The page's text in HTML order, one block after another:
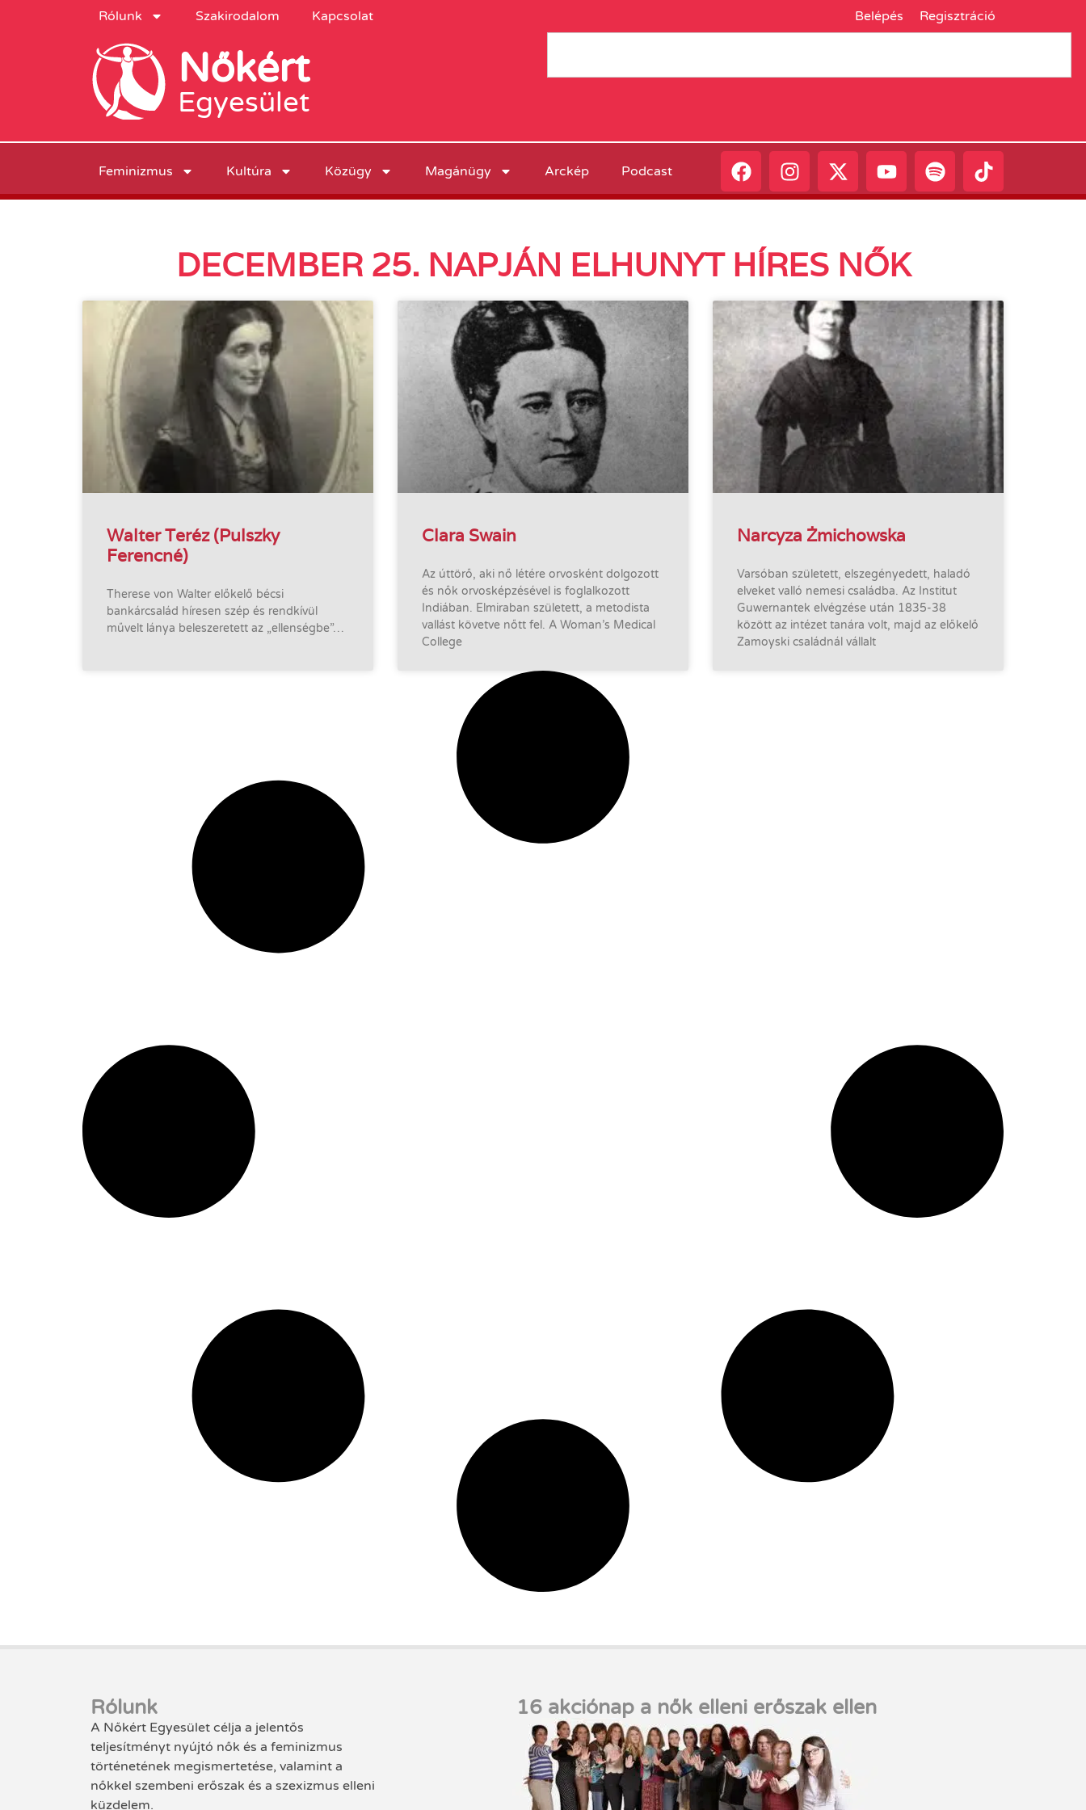
Rólunk Szakirodalom Kapcsolat Belépés Regisztráció
Nőkért
Egyesület
Feminizmus Kultúra Közügy Magánügy Arckép Podcast
DECEMBER 25. NAPJÁN ELHUNYT HÍRES NŐK
Walter Teréz (Pulszky
Ferencné)
Therese von Walter előkelő bécsi
bankárcsalád híresen szép és rendkívül
művelt lánya beleszeretett az „ellenségbe”…
Clara Swain
Az úttörő, aki nő létére orvosként dolgozott
és nők orvosképzésével is foglalkozott
Indiában. Elmiraban született, a metodista
vallást követve nőtt fel. A Woman’s Medical
College
Narcyza Żmichowska
Varsóban született, elszegényedett, haladó
elveket valló nemesi családba. Az Institut
Guwernantek elvégzése után 1835-38
között az intézet tanára volt, majd az előkelő
Zamoyski családnál vállalt
Rólunk
A Nőkért Egyesület célja a jelentős
teljesítményt nyújtó nők és a feminizmus
történetének megismertetése, valamint a
nőkkel szembeni erőszak és a szexizmus elleni
küzdelem.
16 akciónap a nők elleni erőszak ellen